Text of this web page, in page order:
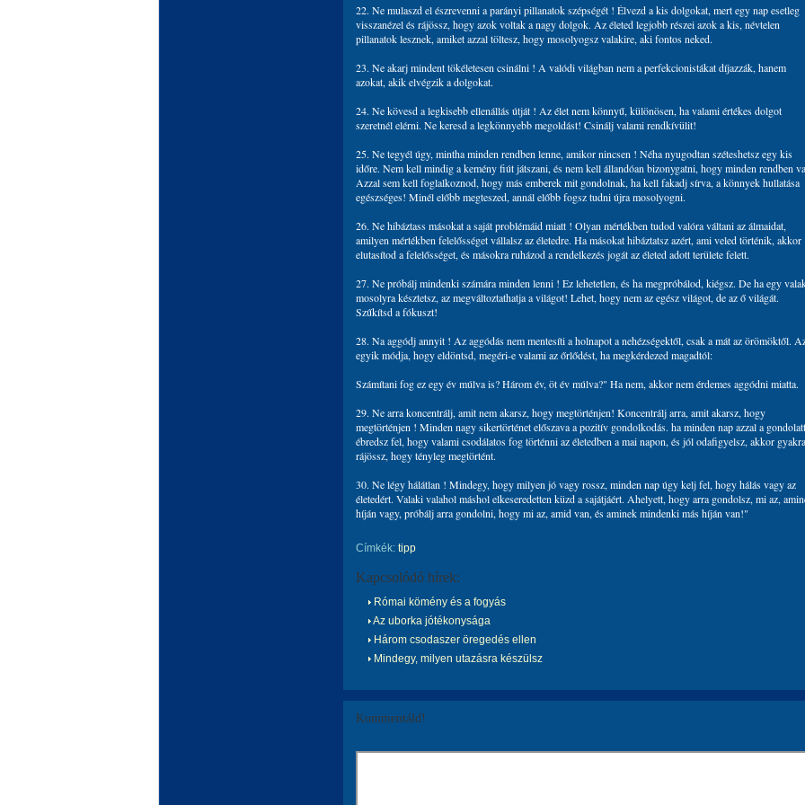
22. Ne mulaszd el észrevenni a parányi pillanatok szépségét ! Élvezd a kis dolgokat, mert egy nap esetleg
visszanézel és rájössz, hogy azok voltak a nagy dolgok. Az életed legjobb részei azok a kis, névtelen
pillanatok lesznek, amiket azzal töltesz, hogy mosolyogsz valakire, aki fontos neked.
23. Ne akarj mindent tökéletesen csinálni ! A valódi világban nem a perfekcionistákat díjazzák, hanem
azokat, akik elvégzik a dolgokat.
24. Ne kövesd a legkisebb ellenállás útját ! Az élet nem könnyű, különösen, ha valami értékes dolgot
szeretnél elérni. Ne keresd a legkönnyebb megoldást! Csinálj valami rendkívülit!
25. Ne tegyél úgy, mintha minden rendben lenne, amikor nincsen ! Néha nyugodtan széteshetsz egy kis
időre. Nem kell mindig a kemény fiút játszani, és nem kell állandóan bizonygatni, hogy minden rendben
Azzal sem kell foglalkoznod, hogy más emberek mit gondolnak, ha kell fakadj sírva, a könnyek hullatása
egészséges! Minél előbb megteszed, annál előbb fogsz tudni újra mosolyogni.
26. Ne hibáztass másokat a saját problémáid miatt ! Olyan mértékben tudod valóra váltani az álmaidat,
amilyen mértékben felelősséget vállalsz az életedre. Ha másokat hibáztatsz azért, ami veled történik, akkor
elutasítod a felelősséget, és másokra ruházod a rendelkezés jogát az életed adott területe felett.
27. Ne próbálj mindenki számára minden lenni ! Ez lehetetlen, és ha megpróbálod, kiégsz. De ha egy
mosolyra késztetsz, az megváltoztathatja a világot! Lehet, hogy nem az egész világot, de az ő világát.
Szűkítsd a fókuszt!
28. Na aggódj annyit ! Az aggódás nem mentesíti a holnapot a nehézségektől, csak a mát az örömöktől.
egyik módja, hogy eldöntsd, megéri-e valami az őrlődést, ha megkérdezed magadtól:
Számítani fog ez egy év múlva is? Három év, öt év múlva?" Ha nem, akkor nem érdemes aggódni miatta.
29. Ne arra koncentrálj, amit nem akarsz, hogy megtörténjen! Koncentrálj arra, amit akarsz, hogy
megtörténjen ! Minden nagy sikertörténet előszava a pozitív gondolkodás. ha minden nap azzal a
ébredsz fel, hogy valami csodálatos fog történni az életedben a mai napon, és jól odafigyelsz, akkor
rájössz, hogy tényleg megtörtént.
30. Ne légy hálátlan ! Mindegy, hogy milyen jó vagy rossz, minden nap úgy kelj fel, hogy hálás vagy az
életedért. Valaki valahol máshol elkeseredetten küzd a sajátjáért. Ahelyett, hogy arra gondolsz, mi az,
híján vagy, próbálj arra gondolni, hogy mi az, amid van, és aminek mindenki más híján van!"
Címkék: tipp
Kapcsolódó hírek:
Római kömény és a fogyás
Az uborka jótékonysága
Három csodaszer öregedés ellen
Mindegy, milyen utazásra készülsz
Kommentáld!